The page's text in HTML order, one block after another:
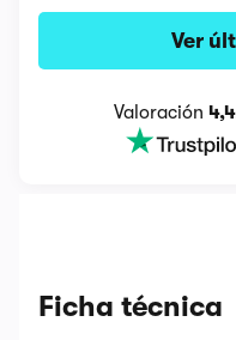
Ver
Valoración
Ficha técnica